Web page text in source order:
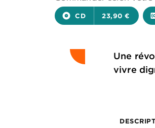
album CD 23,90 €
Une
vivre